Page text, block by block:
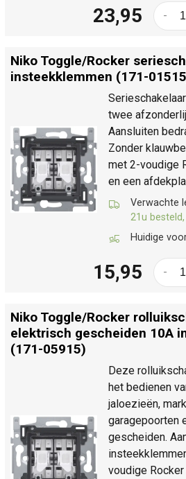
23,95 -
Niko Toggle/Rocker
insteekklemmen (171-
twee
Aansluiten
Zonder
met 2-voudige
en een
Verwachte
21u
Huidige
15,95 -
Niko Toggle/Rocker
elektrisch gescheiden 10A
(171-05915)
Deze
het bedienen
jaloezieën,
garagepoorten
gescheiden.
voudige